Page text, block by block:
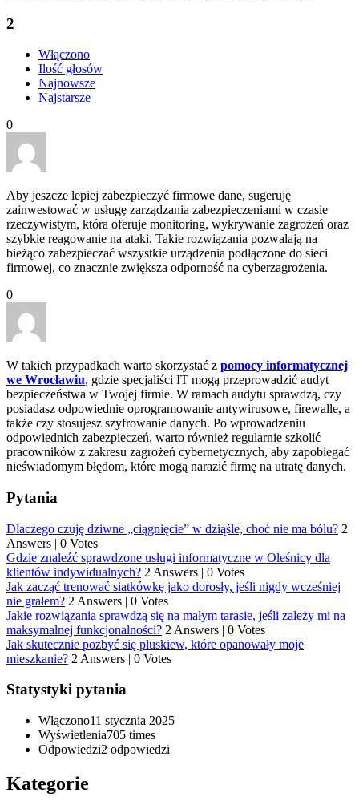
2
Włączono
Ilość głosów
Najnowsze
Najstarsze
0
Aby jeszcze lepiej zabezpieczyć firmowe dane, sugeruję
zainwestować w usługę zarządzania zabezpieczeniami w czasie
rzeczywistym, która oferuje monitoring, wykrywanie zagrożeń oraz
szybkie reagowanie na ataki. Takie rozwiązania pozwalają na
bieżąco zabezpieczać wszystkie urządzenia podłączone do sieci
firmowej, co znacznie zwiększa odporność na cyberzagrożenia.
0
W takich przypadkach warto skorzystać z pomocy informatycznej
we Wrocławiu, gdzie specjaliści IT mogą przeprowadzić audyt
bezpieczeństwa w Twojej firmie. W ramach audytu sprawdzą, czy
posiadasz odpowiednie oprogramowanie antywirusowe, firewalle, a
także czy stosujesz szyfrowanie danych. Po wprowadzeniu
odpowiednich zabezpieczeń, warto również regularnie szkolić
pracowników z zakresu zagrożeń cybernetycznych, aby zapobiegać
nieświadomym błędom, które mogą narazić firmę na utratę danych.
Pytania
Dlaczego czuję dziwne „ciągnięcie” w dziąśle, choć nie ma bólu? 2
Answers | 0 Votes
Gdzie znaleźć sprawdzone usługi informatyczne w Oleśnicy dla
klientów indywidualnych? 2 Answers | 0 Votes
Jak zacząć trenować siatkówkę jako dorosły, jeśli nigdy wcześniej
nie grałem? 2 Answers | 0 Votes
Jakie rozwiązania sprawdzą się na małym tarasie, jeśli zależy mi na
maksymalnej funkcjonalności? 2 Answers | 0 Votes
Jak skutecznie pozbyć się pluskiew, które opanowały moje
mieszkanie? 2 Answers | 0 Votes
Statystyki pytania
Włączono11 stycznia 2025
Wyświetlenia705 times
Odpowiedzi2 odpowiedzi
Kategorie